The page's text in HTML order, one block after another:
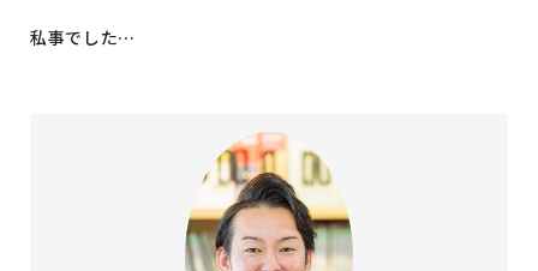
私事でした…